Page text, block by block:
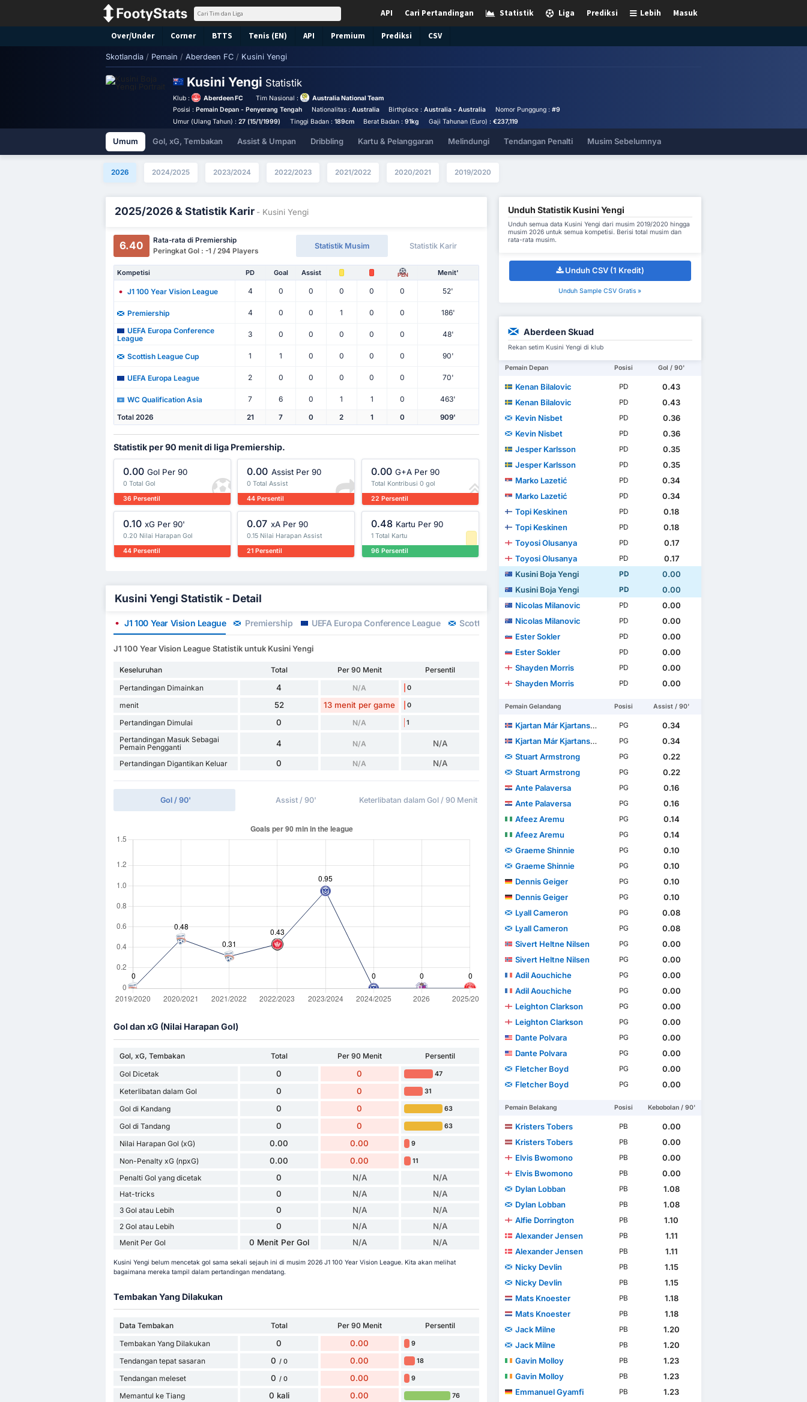
Masuk
Lebih
Prediksi
Liga
Statistik
Cari Pertandingan
API
Over/Under Corner BTTS Tenis (EN) API Premium Prediksi CSV
Skotlandia / Pemain / Aberdeen FC / Kusini Yengi
Kusini Yengi Statistik
Klub : Aberdeen FC Tim Nasional :
Australia National Team
Posisi :Pemain Depan - Penyerang Tengah Nationalitas : Australia Birthplace :Australia - Australia Nomor Punggung : #9
Umur (Ulang Tahun) :27 (15/1/1999) Tinggi Badan : 189cm Berat Badan :91kg Gaji Tahunan (Euro) : €237,119
Umum Gol, xG, Tembakan Assist & Umpan Dribbling Kartu & Pelanggaran Melindungi Tendangan Penalti Musim Sebelumnya
2026 2024/2025 2023/2024 2022/2023 2021/2022 2020/2021 2019/2020
2025/2026 & Statistik Karir - Kusini Yengi
6.40
Rata-rata di Premiership
Peringkat Gol : -1 / 294 Players
Statistik Musim Statistik Karir
Kompetisi PD Goal Assist PEN Menit'
J1 100 Year Vision League 4 0 0 0 0 0 52'
Premiership 4 0 0 1 0 0
186'
UEFA Europa Conference
League
3 0 0 0 0 0 48'
Scottish League Cup 1 1 0 0 0 0 90'
UEFA Europa League 2 0 0 0 0 0 70'
WC Qualification Asia 7 6 0 1 1 0 463'
Total 2026 21 7 0 2 1 0 909'
Statistik per 90 menit di liga Premiership.
0.00 Gol Per 90
0 Total Gol
36 Persentil
0.00 Assist Per 90
0 Total Assist
44 Persentil
0.00 G+A Per 90
Total Kontribusi 0 gol
22 Persentil
0.10 xG Per 90'
0.20 Nilai Harapan Gol
44 Persentil
0.07 xA Per 90
0.15 Nilai Harapan Assist
21 Persentil
0.48 Kartu Per 90
1 Total Kartu
96 Persentil
Kusini Yengi Statistik - Detail
J1 100 Year Vision League Premiership UEFA Europa Conference League Scottish League Cup UEFA Europa League WC Qualification Asia
J1 100 Year Vision League Statistik untuk Kusini Yengi
Keseluruhan Total Per 90 Menit
Persentil
Pertandingan Dimainkan
4 N/A 0
menit 52 13 menit per game 0
Pertandingan Dimulai 0 N/A 1
Pertandingan Masuk Sebagai
Pemain Pengganti
4 N/A N/A
Pertandingan Digantikan Keluar 0 N/A N/A
Gol / 90' Assist / 90' Keterlibatan dalam Gol / 90 Menit
Gol dan xG (Nilai Harapan Gol)
Gol, xG, Tembakan Total Per 90 Menit
Persentil
Gol Dicetak
0 0 47
Keterlibatan dalam Gol 0 0 31
Gol di Kandang 0 0 63
Gol di Tandang 0 0 63
Nilai Harapan Gol (xG) 0.00 0.00 9
Non-Penalty xG (npxG) 0.00 0.00 11
Penalti Gol yang dicetak 0 N/A N/A
Hat-tricks 0 N/A N/A
3 Gol atau Lebih 0 N/A N/A
2 Gol atau Lebih 0 N/A N/A
Menit Per Gol 0 Menit Per Gol N/A N/A
Kusini Yengi belum mencetak gol sama sekali sejauh ini di musim 2026 J1 100 Year Vision League. Kita akan melihat
bagaimana mereka tampil dalam pertandingan mendatang.
Tembakan Yang Dilakukan
Data Tembakan Total Per 90 Menit
Persentil
Tembakan Yang Dilakukan
0 0.00 9
Tendangan tepat sasaran 0 / 0 0.00 18
Tendangan meleset 0 / 0 0.00 9
Memantul ke Tiang 0 kali 0.00 76
Unduh Statistik Kusini Yengi
Unduh semua data Kusini Yengi dari musim 2019/2020 hingga
musim 2026 untuk semua kompetisi. Berisi total musim dan
rata-rata musim.
Unduh CSV (1 Kredit)
Unduh Sample CSV Gratis »
Aberdeen Skuad
Rekan setim Kusini Yengi di klub
Pemain Depan Posisi Gol / 90'
Kenan Bilalovic PD
0.43
Kenan Bilalovic
PD
0.43
Kevin Nisbet
PD
0.36
Kevin Nisbet
PD
0.36
Jesper Karlsson
PD
0.35
Jesper Karlsson
PD
0.35
Marko Lazetić
PD
0.34
Marko Lazetić
PD
0.34
Topi Keskinen
PD
0.18
Topi Keskinen
PD
0.18
Toyosi Olusanya
PD
0.17
Toyosi Olusanya
PD
0.17
Kusini Boja Yengi
PD
0.00
Kusini Boja Yengi
PD
0.00
Nicolas Milanovic
PD
0.00
Nicolas Milanovic
PD
0.00
Ester Sokler
PD
0.00
Ester Sokler
PD
0.00
Shayden Morris
PD
0.00
Shayden Morris
PD 0.00
Pemain Gelandang Posisi Assist / 90'
Kjartan Már Kjartansson PG
0.34
Kjartan Már Kjartansson
PG
0.34
Stuart Armstrong
PG
0.22
Stuart Armstrong
PG
0.22
Ante Palaversa
PG
0.16
Ante Palaversa
PG
0.16
Afeez Aremu
PG
0.14
Afeez Aremu
PG
0.14
Graeme Shinnie
PG
0.10
Graeme Shinnie
PG
0.10
Dennis Geiger
PG
0.10
Dennis Geiger
PG
0.10
Lyall Cameron
PG
0.08
Lyall Cameron
PG
0.08
Sivert Heltne Nilsen
PG
0.00
Sivert Heltne Nilsen
PG
0.00
Adil Aouchiche
PG
0.00
Adil Aouchiche
PG
0.00
Leighton Clarkson
PG
0.00
Leighton Clarkson
PG
0.00
Dante Polvara
PG
0.00
Dante Polvara
PG
0.00
Fletcher Boyd
PG
0.00
Fletcher Boyd
PG 0.00
Pemain Belakang Posisi Kebobolan / 90'
Kristers Tobers PB
0.00
Kristers Tobers
PB
0.00
Elvis Bwomono
PB
0.00
Elvis Bwomono
PB
0.00
Dylan Lobban
PB
1.08
Dylan Lobban
PB
1.08
Alfie Dorrington
PB
1.10
Alexander Jensen
PB
1.11
Alexander Jensen
PB
1.11
Nicky Devlin
PB
1.15
Nicky Devlin
PB
1.15
Mats Knoester
PB
1.18
Mats Knoester
PB
1.18
Jack Milne
PB
1.20
Jack Milne
PB
1.20
Gavin Molloy
PB
1.23
Gavin Molloy
PB
1.23
Emmanuel Gyamfi
PB
1.23